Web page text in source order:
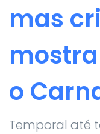
mas
o
Temporal até